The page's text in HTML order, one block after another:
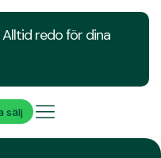
redo för dina
sälj